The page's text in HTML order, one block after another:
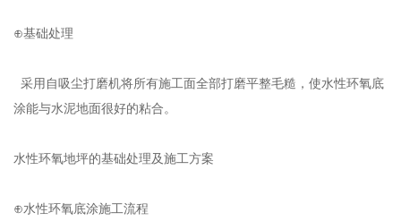
⊕基础处理
采用自吸尘打磨机将所有施工面全部打磨平整毛糙，使水性环氧底
涂能与水泥地面很好的粘合。
水性环氧地坪的基础处理及施工方案
⊕水性环氧底涂施工流程